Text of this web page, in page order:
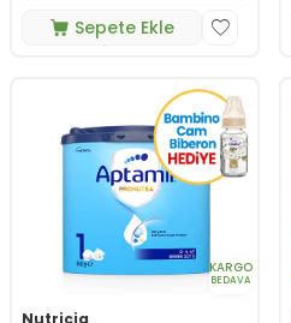
Sepete Ekle
KARGO
BEDAVA
Nutricia